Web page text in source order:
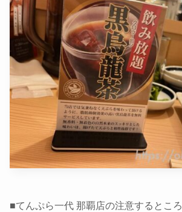
■てんぷら一代 那覇店の注意するところ